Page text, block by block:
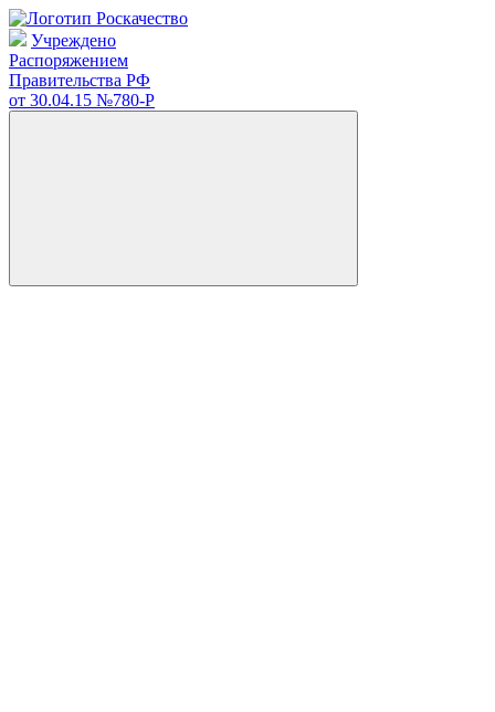
Учреждено
Распоряжением
Правительства РФ
от 30.04.15 №780-Р